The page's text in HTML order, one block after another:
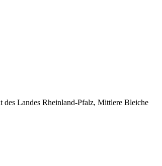
des Landes Rheinland-Pfalz, Mittlere Bleiche